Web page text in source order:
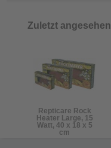
Zuletzt angesehen
Repticare Rock
Heater Large, 15
Watt, 40 x 18 x 5
cm